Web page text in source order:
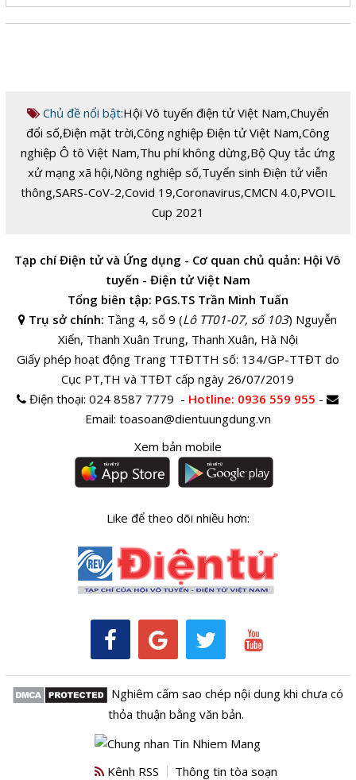
Chủ đề nổi bật:Hội Vô tuyến điện tử Việt Nam,Chuyển
đổi số,Điện mặt trời,Công nghiệp Điện tử Việt Nam,Công
nghiệp Ô tô Việt Nam,Thu phí không dừng,Bộ Quy tắc ứng
xử mạng xã hội,Nông nghiệp số,Tuyển sinh Điện tử viễn
thông,SARS-CoV-2,Covid 19,Coronavirus,CMCN 4.0,PVOIL
Cup 2021
Tạp chí Điện tử và Ứng dụng - Cơ quan chủ quản: Hội Vô
tuyến - Điện tử Việt Nam
Tổng biên tập: PGS.TS Trần Minh Tuấn
Trụ sở chính: Tầng 4, số 9 (Lô TT01-07, số 103) Nguyễn
Xiển, Thanh Xuân Trung, Thanh Xuân, Hà Nội
Giấy phép hoạt động Trang TTĐTTH số: 134/GP-TTĐT do
Cục PT,TH và TTĐT cấp ngày 26/07/2019
Điện thoại:024 8587 7779 - Hotline: 0936 559 955 -
Email: toasoan@dientuungdung.vn
Xem bản mobile
Like để theo dõi nhiều hơn:
Nghiêm cấm sao chép nội dung khi chưa có
thỏa thuận bằng văn bản.
Kênh RSS Thông tin tòa soạn